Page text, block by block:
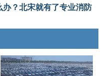
办？北宋就有了专业消防